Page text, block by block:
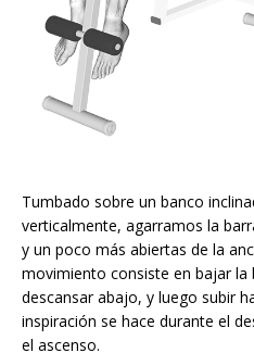
Tumbado sobre un banco
verticalmente, agarramos la
y un poco más abiertas de la
movimiento consiste en bajar la
descansar abajo, y luego subir
inspiración se hace durante el
el ascenso.